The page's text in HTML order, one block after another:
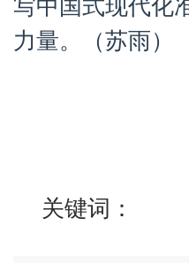
力量。（苏雨）
关键词：